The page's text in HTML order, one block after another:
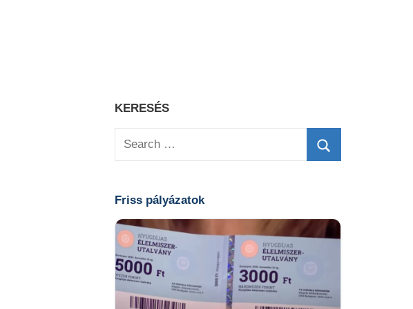
KERESÉS
Search
Friss pályázatok